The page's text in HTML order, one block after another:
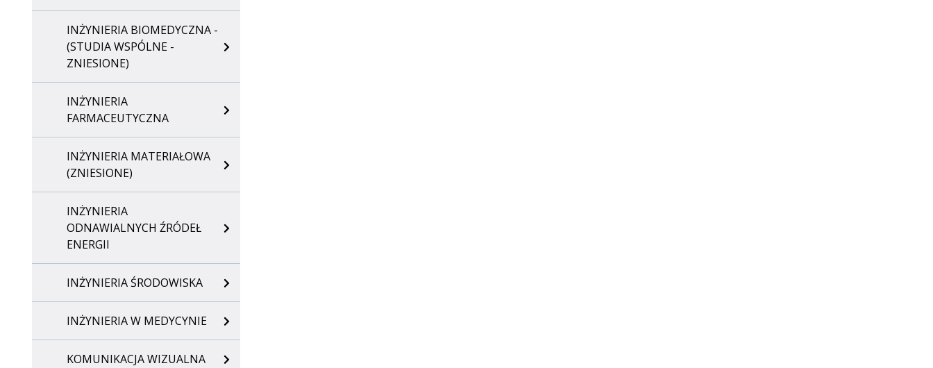
INŻYNIERIA BIOMEDYCZNA -
(STUDIA WSPÓLNE -
ZNIESIONE)
INŻYNIERIA
FARMACEUTYCZNA
INŻYNIERIA MATERIAŁOWA
(ZNIESIONE)
INŻYNIERIA
ODNAWIALNYCH ŹRÓDEŁ
ENERGII
INŻYNIERIA ŚRODOWISKA
INŻYNIERIA W MEDYCYNIE
KOMUNIKACJA WIZUALNA